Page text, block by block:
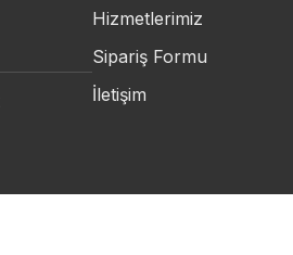
Hizmetlerimiz
Sipariş Formu
İletişim